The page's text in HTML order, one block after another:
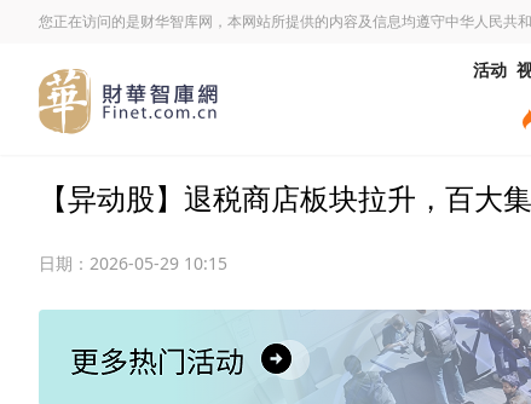
您正在访问的是财华智库网，本网站所提供的内容及信息均遵守中华人民共
活动
【异动股】退税商店板块拉升，百大
日期： 2026-05-29 10:15